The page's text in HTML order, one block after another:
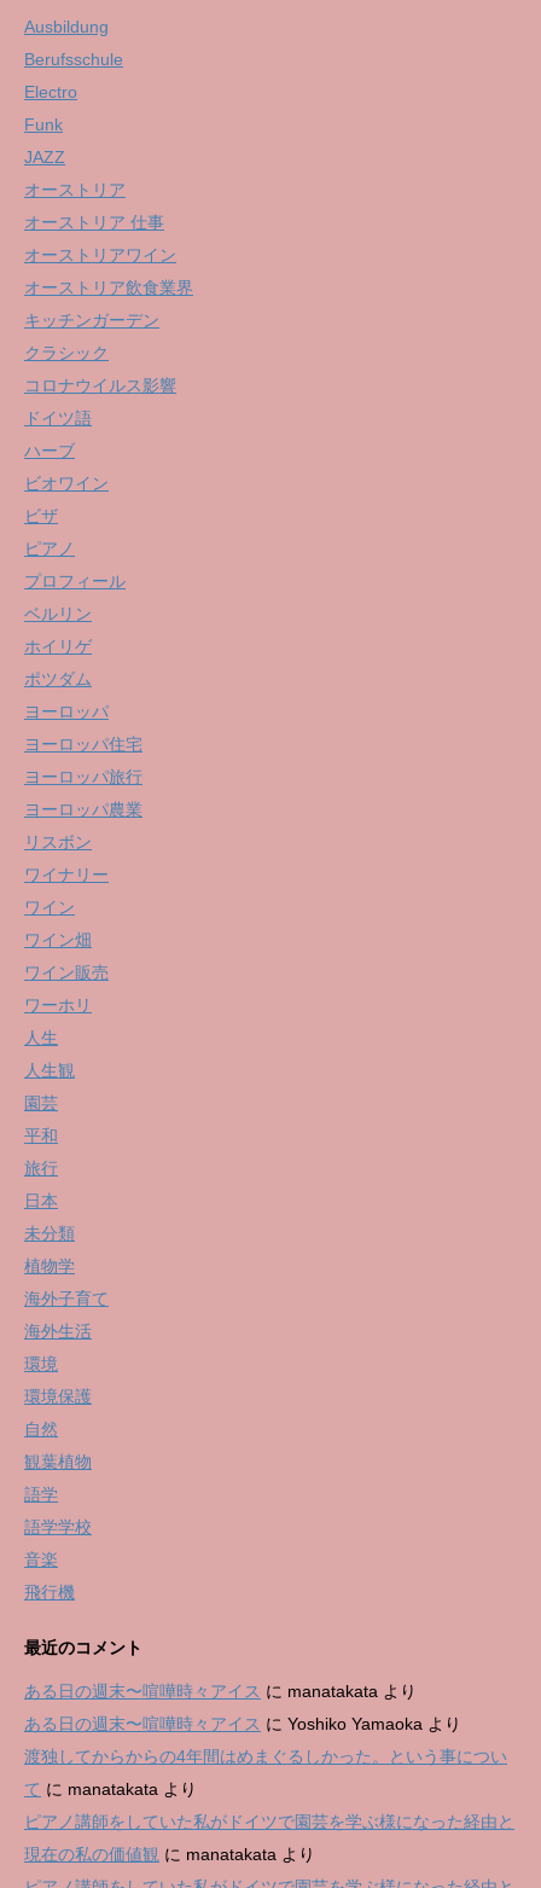
Ausbildung
Berufsschule
Electro
Funk
JAZZ
オーストリア
オーストリア 仕事
オーストリアワイン
オーストリア飲食業界
キッチンガーデン
クラシック
コロナウイルス影響
ドイツ語
ハーブ
ビオワイン
ビザ
ピアノ
プロフィール
ベルリン
ホイリゲ
ポツダム
ヨーロッパ
ヨーロッパ住宅
ヨーロッパ旅行
ヨーロッパ農業
リスボン
ワイナリー
ワイン
ワイン畑
ワイン販売
ワーホリ
人生
人生観
園芸
平和
旅行
日本
未分類
植物学
海外子育て
海外生活
環境
環境保護
自然
観葉植物
語学
語学学校
音楽
飛行機
最近のコメント
ある日の週末〜喧嘩時々アイス に manatakata より
ある日の週末〜喧嘩時々アイス に Yoshiko Yamaoka より
渡独してからからの4年間はめまぐるしかった。という事につい
て に manatakata より
ピアノ講師をしていた私がドイツで園芸を学ぶ様になった経由と
現在の私の価値観 に manatakata より